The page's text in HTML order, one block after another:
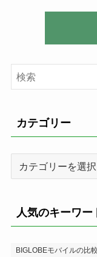
カテゴリー
ー
人気のキーワー
BIGLOBEモバイルの比較